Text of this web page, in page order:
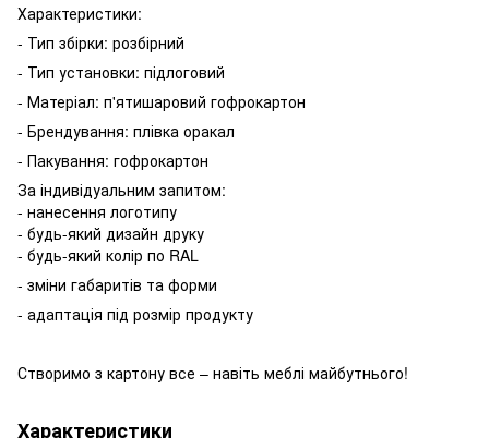
Характеристики:
- Тип збірки: розбірний
- Тип установки: підлоговий
- Матеріал: п'ятишаровий гофрокартон
- Брендування: плівка оракал
- Пакування: гофрокартон
За індивідуальним запитом:
- нанесення логотипу
- будь-який дизайн друку
- будь-який колір по RAL
- зміни габаритів та форми
- адаптація під розмір продукту
Створимо з картону все – навіть меблі майбутнього!
Характеристики